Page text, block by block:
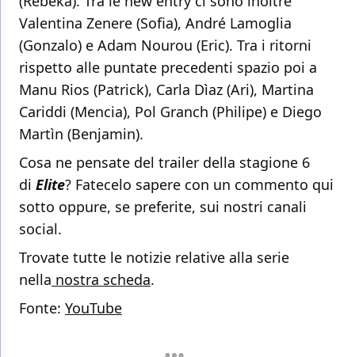
Valentina Zenere (Sofia), André Lamoglia
(Gonzalo) e Adam Nourou (Eric). Tra i ritorni
rispetto alle puntate precedenti spazio poi a
Manu Rios (Patrick), Carla Dìaz (Ari), Martina
Cariddi (Mencia), Pol Granch (Philipe) e Diego
Martìn (Benjamin).
Cosa ne pensate del trailer della stagione 6
di Elite? Fatecelo sapere con un commento qui
sotto oppure, se preferite, sui nostri canali
social.
Trovate tutte le notizie relative alla serie
nella nostra scheda.
Fonte: YouTube